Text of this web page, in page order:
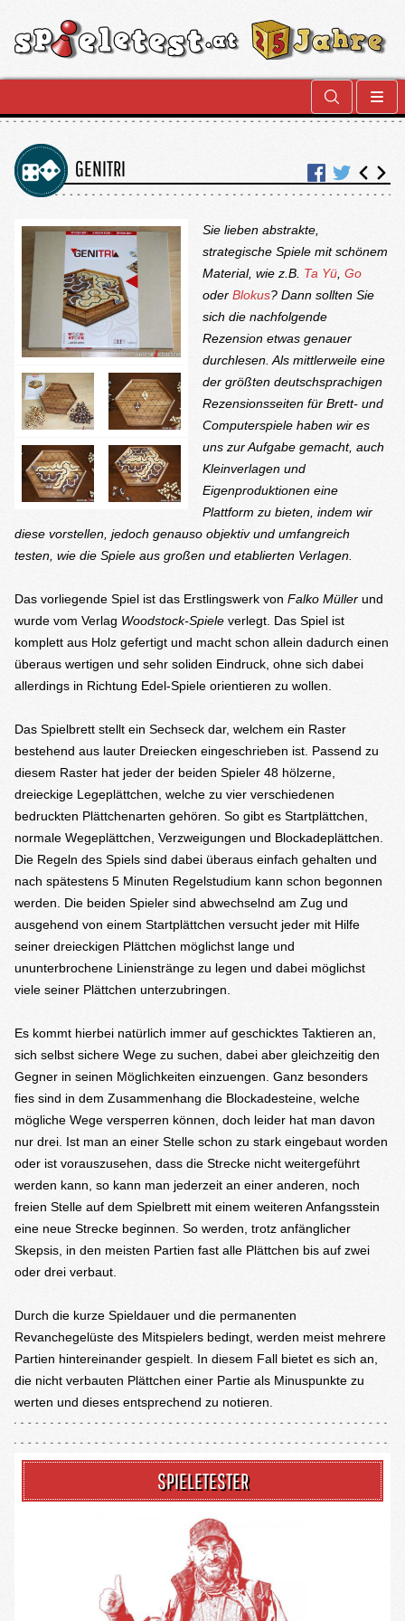
GENITRI
Sie lieben abstrakte,
strategische Spiele mit schönem
Material, wie z.B. Ta Yü Go
oder Blokus? Dann sollten Sie
sich die nachfolgende
Rezension etwas genauer
durchlesen. Als mittlerweile eine
der größten deutschsprachigen
Rezensionsseiten für Brett- und
Computerspiele haben wir es
uns zur Aufgabe gemacht, auch
Kleinverlagen und
Eigenproduktionen eine
Plattform zu bieten, indem wir
diese vorstellen, jedoch genauso objektiv und umfangreich
testen, wie die Spiele aus großen und etablierten Verlagen.
Das vorliegende Spiel ist das Erstlingswerk von Falko Müller und
wurde vom Verlag Woodstock-Spiele verlegt. Das Spiel ist
komplett aus Holz gefertigt und macht schon allein dadurch einen
überaus wertigen und sehr soliden Eindruck, ohne sich dabei
allerdings in Richtung Edel-Spiele orientieren zu wollen.
Das Spielbrett stellt ein Sechseck dar, welchem ein Raster
bestehend aus lauter Dreiecken eingeschrieben ist. Passend zu
diesem Raster hat jeder der beiden Spieler 48 hölzerne,
dreieckige Legeplättchen, welche zu vier verschiedenen
bedruckten Plättchenarten gehören. So gibt es Startplättchen,
normale Wegeplättchen, Verzweigungen und Blockadeplättchen.
Die Regeln des Spiels sind dabei überaus einfach gehalten und
nach spätestens 5 Minuten Regelstudium kann schon begonnen
werden. Die beiden Spieler sind abwechselnd am Zug und
ausgehend von einem Startplättchen versucht jeder mit Hilfe
seiner dreieckigen Plättchen möglichst lange und
ununterbrochene Linienstränge zu legen und dabei möglichst
viele seiner Plättchen unterzubringen.
Es kommt hierbei natürlich immer auf geschicktes Taktieren an,
sich selbst sichere Wege zu suchen, dabei aber gleichzeitig den
Gegner in seinen Möglichkeiten einzuengen. Ganz besonders
fies sind in dem Zusammenhang die Blockadesteine, welche
mögliche Wege versperren können, doch leider hat man davon
nur drei. Ist man an einer Stelle schon zu stark eingebaut worden
oder ist vorauszusehen, dass die Strecke nicht weitergeführt
werden kann, so kann man jederzeit an einer anderen, noch
freien Stelle auf dem Spielbrett mit einem weiteren Anfangsstein
eine neue Strecke beginnen. So werden, trotz anfänglicher
Skepsis, in den meisten Partien fast alle Plättchen bis auf zwei
oder drei verbaut.
Durch die kurze Spieldauer und die permanenten
Revanchegelüste des Mitspielers bedingt, werden meist mehrere
Partien hintereinander gespielt. In diesem Fall bietet es sich an,
die nicht verbauten Plättchen einer Partie als Minuspunkte zu
werten und dieses entsprechend zu notieren.
SPIELETESTER